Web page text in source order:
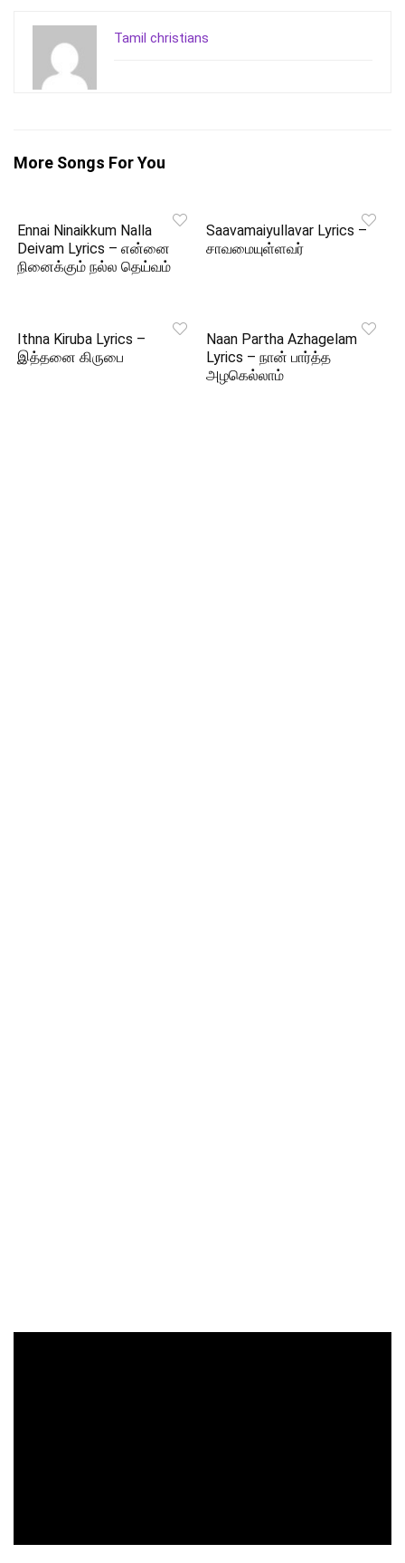
Tamil christians
More Songs For You
Ennai Ninaikkum Nalla
Deivam Lyrics – என்னை
நினைக்கும் நல்ல தெய்வம்
Saavamaiyullavar Lyrics –
சாவமையுள்ளவர்
Ithna Kiruba Lyrics –
இத்தனை கிருபை
Naan Partha Azhagelam
Lyrics – நான் பார்த்த
அழகெல்லாம்